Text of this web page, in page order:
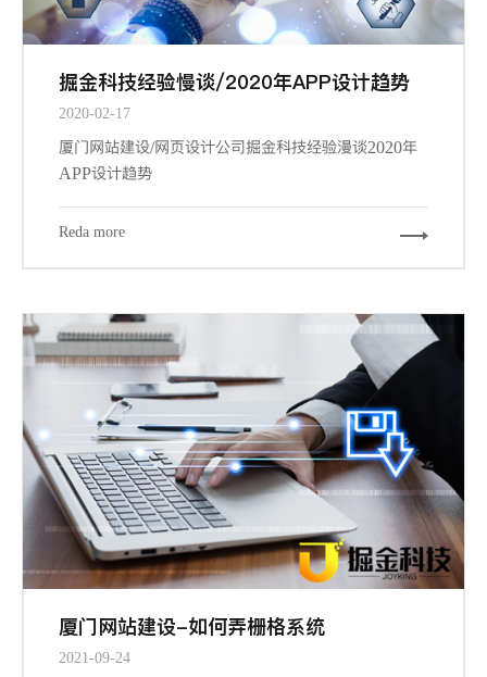
掘金科技经验慢谈/2020年APP设计趋势
2020-02-17
厦门网站建设/网页设计公司掘金科技经验漫谈2020年
APP设计趋势
Reda more
厦门网站建设-如何弄栅格系统
2021-09-24